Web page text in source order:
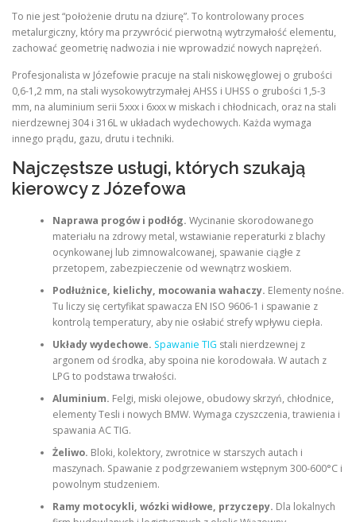
To nie jest “położenie drutu na dziurę”. To kontrolowany proces
metalurgiczny, który ma przywrócić pierwotną wytrzymałość elementu,
zachować geometrię nadwozia i nie wprowadzić nowych naprężeń.
Profesjonalista w Józefowie pracuje na stali niskowęglowej o grubości
0,6-1,2 mm, na stali wysokowytrzymałej AHSS i UHSS o grubości 1,5-3
mm, na aluminium serii 5xxx i 6xxx w miskach i chłodnicach, oraz na stali
nierdzewnej 304 i 316L w układach wydechowych. Każda wymaga
innego prądu, gazu, drutu i techniki.
Najczęstsze usługi, których szukają
kierowcy z Józefowa
Naprawa progów i podłóg. Wycinanie skorodowanego
materiału na zdrowy metal, wstawianie reperaturki z blachy
ocynkowanej lub zimnowalcowanej, spawanie ciągłe z
przetopem, zabezpieczenie od wewnątrz woskiem.
Podłużnice, kielichy, mocowania wahaczy. Elementy nośne.
Tu liczy się certyfikat spawacza EN ISO 9606-1 i spawanie z
kontrolą temperatury, aby nie osłabić strefy wpływu ciepła.
Układy wydechowe. Spawanie TIG stali nierdzewnej z
argonem od środka, aby spoina nie korodowała. W autach z
LPG to podstawa trwałości.
Aluminium. Felgi, miski olejowe, obudowy skrzyń, chłodnice,
elementy Tesli i nowych BMW. Wymaga czyszczenia, trawienia i
spawania AC TIG.
Żeliwo. Bloki, kolektory, zwrotnice w starszych autach i
maszynach. Spawanie z podgrzewaniem wstępnym 300-600°C i
powolnym studzeniem.
Ramy motocykli, wózki widłowe, przyczepy. Dla lokalnych